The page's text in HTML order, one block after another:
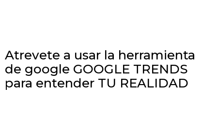
Atrevete a usar la herramienta
de google GOOGLE TRENDS
para entender TU REALIDAD